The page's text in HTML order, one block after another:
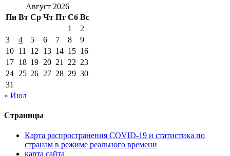
Август 2026
Пн Вт Ср Чт Пт Сб Вс
1
2
3
4 5 6 7 8
9
10 11 12 13 14 15 16
17 18 19 20 21 22 23
24 25 26 27 28 29 30
31
« Июл
Страницы
Карта распространения COVID-19 и статистика по
странам в режиме реального времени
карта сайта